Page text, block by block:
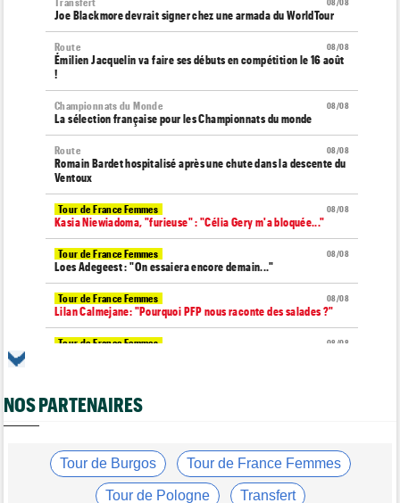
08/08
Joe Blackmore devrait signer chez une armada du WorldTour
08/08
Route
Émilien Jacquelin va faire ses débuts en compétition le 16 août
!
08/08
Championnats du Monde
La sélection française pour les Championnats du monde
08/08
Route
Romain Bardet hospitalisé après une chute dans la descente du
Ventoux
08/08
Tour de France Femmes
Kasia Niewiadoma, "furieuse" : "Célia Gery m'a bloquée..."
08/08
Tour de France Femmes
Loes Adegeest : "On essaiera encore demain..."
08/08
Tour de France Femmes
Lilan Calmejane: "Pourquoi PFP nous raconte des salades ?"
08/08
Tour de France Femmes
Niedermaier : "J’ai dit à Kasia que ce n’est pas fini"
08/08
Tour de France Femmes
Lorena Wiebes : "Je dois encore finir la journée de demain"
NOS PARTENAIRES
Tour de Burgos Tour de France Femmes
Tour de Pologne Transfert